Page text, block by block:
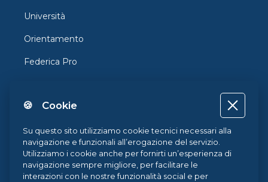
Università
Orientamento
Federica Pro
Federica Coursera
Accessibilità
Privacy
Termini e Condizioni
🍪 Cookie
Su questo sito utilizziamo cookie tecnici necessari alla
navigazione e funzionali all’erogazione del servizio.
Utilizziamo i cookie anche per fornirti un’esperienza di
navigazione sempre migliore, per facilitare le
interazioni con le nostre funzionalità social e per